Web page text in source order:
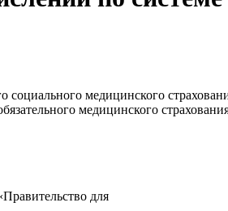
социального медицинского
медицинского
для